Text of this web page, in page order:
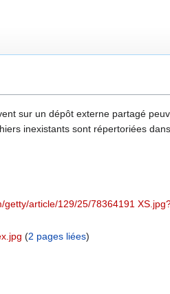
sur un dépôt externe partagé
inexistants sont répertoriées dans
article/129/25/78364191
‏‎ (2 pages liées)